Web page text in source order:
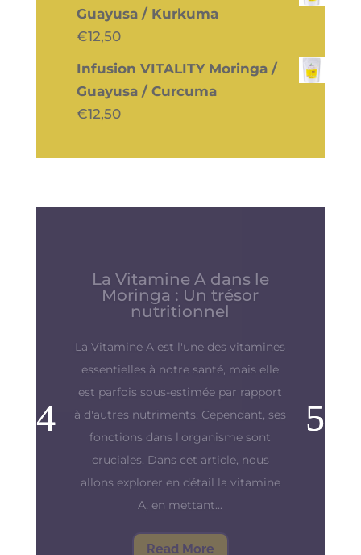
Guayusa / Kurkuma
€12,50
Infusion VITALITY Moringa /
Guayusa / Curcuma
€12,50
Renforcer vos Défenses
Immunitaires :
Préparation du Corps et
» Cette vieille maxime prend tout son
sens lorsqu'on parle de nos
précieuses défenses immunitaires.
notre bouclier contre les infections et